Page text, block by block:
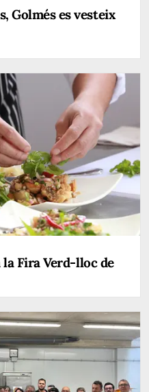
Golmés es vesteix
Fira Verd-lloc de